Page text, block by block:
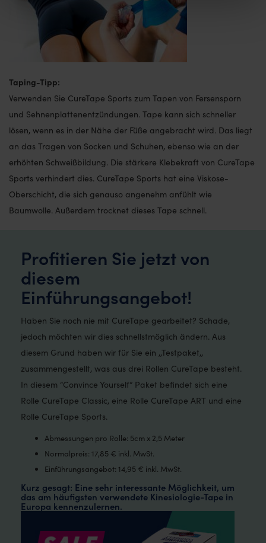
Taping-Tipp:
Verwenden Sie CureTape Sports zum Tapen von Fersensporn
und Sehnenplattenentzündungen. Tape kann sich schneller
lösen, wenn es in der Nähe der Füße angebracht wird. Das liegt
an das Tragen von Socken und Schuhen, ebenso wie an der
erhöhten Schweißbildung. Die stärkere Klebekraft von CureTape
Sports verhindert dies. CureTape Sports hat eine Viskose-
Oberschicht, die sich genauso angenehm anfühlt wie
Baumwolle. Außerdem trocknet dieses Tape schnell.
Profitieren Sie jetzt von
diesem
Einführungsangebot!
Haben Sie noch nie mit CureTape gearbeitet? Schade,
jedoch möchten wir dies schnellstmöglich ändern. Aus
diesem Grund haben wir für Sie ein ,,Testpaket,,
zusammengestellt, was aus drei Rollen CureTape besteht.
In diesem “Convince Yourself” Paket befindet sich eine
Rolle CureTape Classic, eine Rolle CureTape ART und eine
Rolle CureTape Sports.
Abmessungen pro Rolle: 5cm x 2,5 Meter
Normalpreis: 17,85 € inkl. MwSt.
Einführungsangebot: 14,95 € inkl. MwSt.
Kurz gesagt: Eine sehr interessante Möglichkeit, um
das am häufigsten verwendete Kinesiologie-Tape in
Europa kennenzulernen.